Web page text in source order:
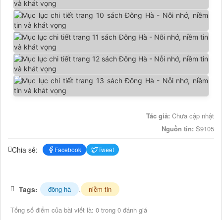
Tác giả: Chưa cập nhật
Nguồn tin: S9105
Chia sẻ: Facebook Tweet
Tags: đông hà , niềm tin
Tổng số điểm của bài viết là: 0 trong 0 đánh giá